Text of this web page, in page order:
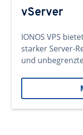
vServer
IONOS VPS
starker Server-
und